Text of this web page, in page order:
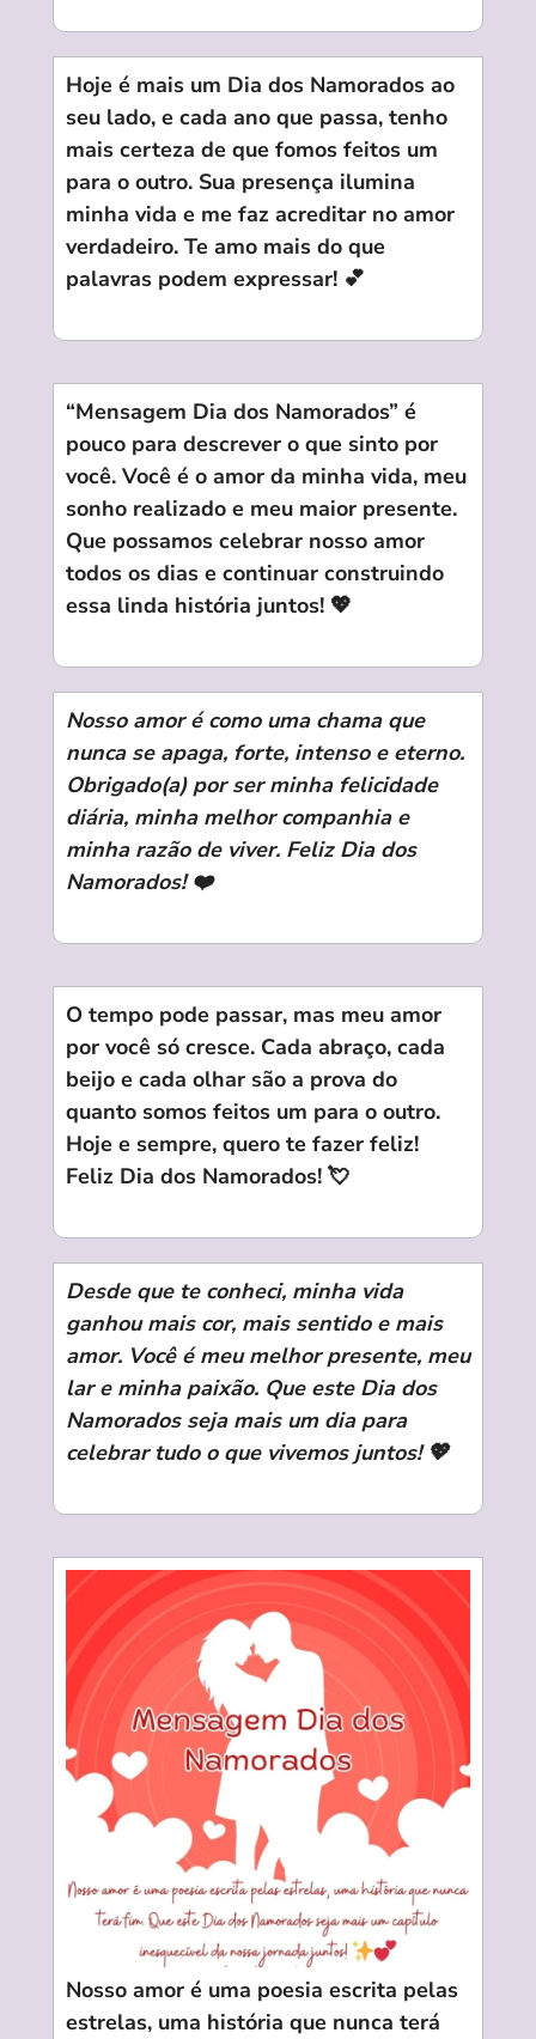
Hoje é mais um Dia dos Namorados ao
seu lado, e cada ano que passa, tenho
mais certeza de que fomos feitos um
para o outro. Sua presença ilumina
minha vida e me faz acreditar no amor
verdadeiro. Te amo mais do que
palavras podem expressar! 💕
“Mensagem Dia dos Namorados” é
pouco para descrever o que sinto por
você. Você é o amor da minha vida, meu
sonho realizado e meu maior presente.
Que possamos celebrar nosso amor
todos os dias e continuar construindo
essa linda história juntos! 💖
Nosso amor é como uma chama que
nunca se apaga, forte, intenso e eterno.
Obrigado(a) por ser minha felicidade
diária, minha melhor companhia e
minha razão de viver. Feliz Dia dos
Namorados! ❤️
O tempo pode passar, mas meu amor
por você só cresce. Cada abraço, cada
beijo e cada olhar são a prova do
quanto somos feitos um para o outro.
Hoje e sempre, quero te fazer feliz!
Feliz Dia dos Namorados! 💘
Desde que te conheci, minha vida
ganhou mais cor, mais sentido e mais
amor. Você é meu melhor presente, meu
lar e minha paixão. Que este Dia dos
Namorados seja mais um dia para
celebrar tudo o que vivemos juntos! 💖
Nosso amor é uma poesia escrita pelas
estrelas, uma história que nunca terá